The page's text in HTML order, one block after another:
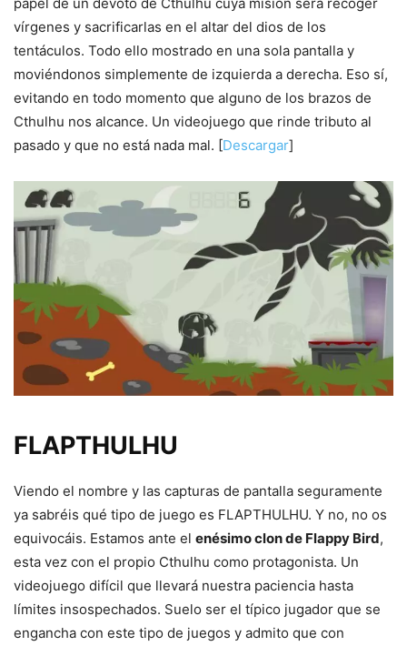
vírgenes y sacrificarlas en el altar del dios de los
tentáculos. Todo ello mostrado en una sola pantalla y
moviéndonos simplemente de izquierda a derecha. Eso sí,
evitando en todo momento que alguno de los brazos de
Cthulhu nos alcance. Un videojuego que rinde tributo al
pasado y que no está nada mal. [Descargar]
FLAPTHULHU
Viendo el nombre y las capturas de pantalla seguramente
ya sabréis qué tipo de juego es FLAPTHULHU. Y no, no os
equivocáis. Estamos ante el enésimo clon de Flappy Bird,
esta vez con el propio Cthulhu como protagonista. Un
videojuego difícil que llevará nuestra paciencia hasta
límites insospechados. Suelo ser el típico jugador que se
engancha con este tipo de juegos y admito que con